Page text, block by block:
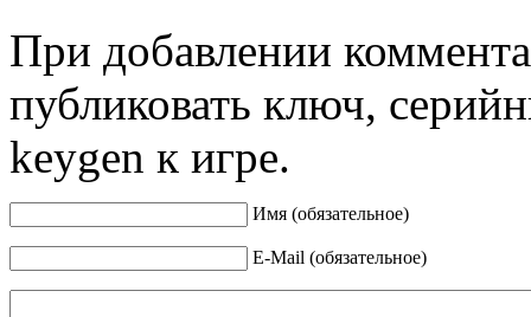
При добавлении
публиковать ключ,
keygen к игре.
Имя (обязательное)
E-Mail (обязательное)